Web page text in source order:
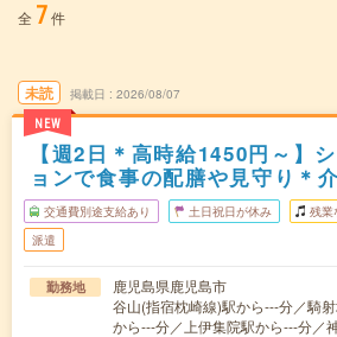
全 7件
未読
NEW
掲載日 2026/08/07
【週2日＊高時給1450円～】
ョンで食事の配膳や見守り＊
交通費別途支給あり 土日祝日が休み 残業
派遣
勤務地
鹿児島県鹿児島市
谷山(指宿枕崎線)駅から---分／騎
から---分／上伊集院駅から---分／